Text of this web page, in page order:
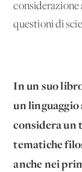
questioni di
In un suo
un
considera un
tematiche
anche nei